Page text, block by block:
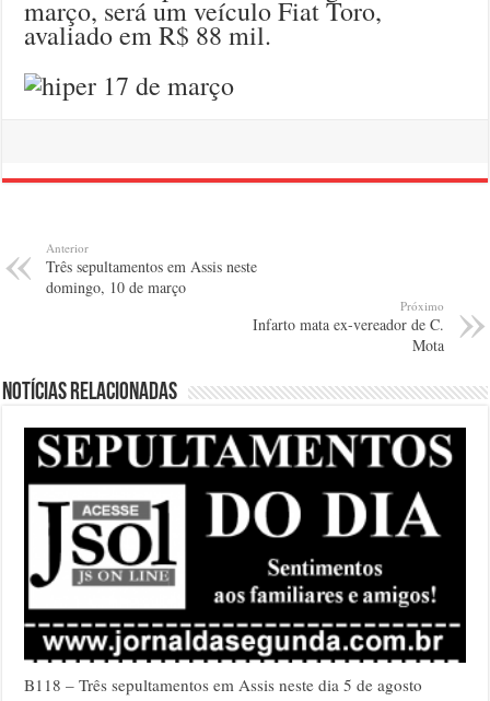
março, será um veículo Fiat Toro,
avaliado em R$ 88 mil.
Anterior
Três sepultamentos em Assis neste
domingo, 10 de março
Próximo
Infarto mata ex-vereador de C.
Mota
Notícias relacionadas
B118 – Três sepultamentos em Assis neste dia 5 de agosto